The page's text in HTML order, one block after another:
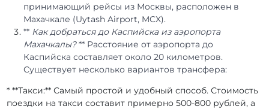
принимающий рейсы из Москвы, расположен в
Махачкале (Uytash Airport, MCX).
** Как добраться до Каспийска из аэропорта
Махачкалы?** Расстояние от аэропорта до
Каспийска составляет около 20 километров.
Существует несколько вариантов трансфера:
* **Такси:** Самый простой и удобный способ. Стоимость
поездки на такси составит примерно 500-800 рублей, а